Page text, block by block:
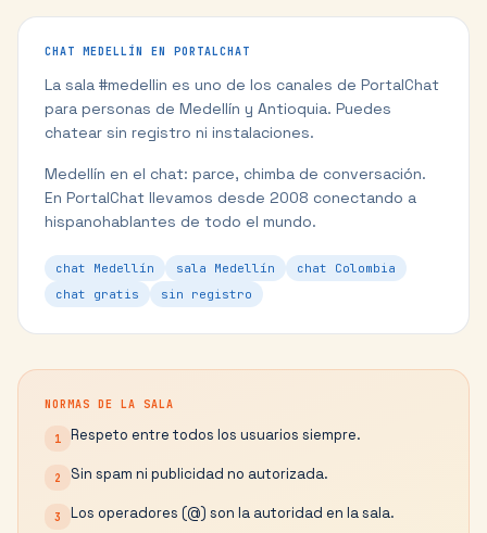
CHAT MEDELLÍN EN PORTALCHAT
La sala #medellin es uno de los canales de PortalChat
para personas de Medellín y Antioquia. Puedes
chatear sin registro ni instalaciones.
Medellín en el chat: parce, chimba de conversación.
En PortalChat llevamos desde 2008 conectando a
hispanohablantes de todo el mundo.
chat Medellín sala Medellín
chat Colombia
chat gratis
sin registro
NORMAS DE LA SALA
1 Respeto entre todos los usuarios siempre.
2 Sin spam ni publicidad no autorizada.
3 Los operadores (@) son la autoridad en la sala.